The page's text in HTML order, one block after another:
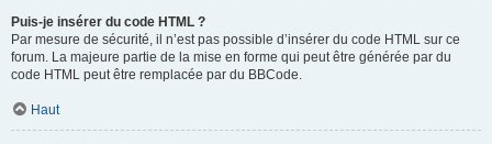
Puis-je insérer du code HTML ?
Par mesure de sécurité, il n’est pas possible d’insérer du code HTML sur ce
forum. La majeure partie de la mise en forme qui peut être générée par du
code HTML peut être remplacée par du BBCode.
Haut